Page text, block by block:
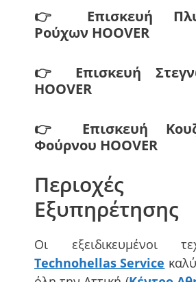
👉 Επισκευή
Ρούχων HOOVER
👉 Επισκευή
HOOVER
👉 Επισκευή
Φούρνου HOOVER
Περιοχές
Εξυπηρέτησης
Οι εξειδικευμένοι
Technohellas Service